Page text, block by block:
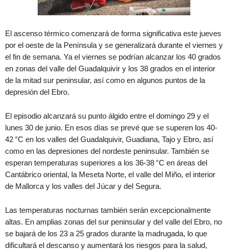
El ascenso térmico comenzará de forma significativa este jueves
por el oeste de la Península y se generalizará durante el viernes y
el fin de semana. Ya el viernes se podrían alcanzar los 40 grados
en zonas del valle del Guadalquivir y los 38 grados en el interior
de la mitad sur peninsular, así como en algunos puntos de la
depresión del Ebro.
El episodio alcanzará su punto álgido entre el domingo 29 y el
lunes 30 de junio. En esos días se prevé que se superen los 40-
42 °C en los valles del Guadalquivir, Guadiana, Tajo y Ebro, así
como en las depresiones del nordeste peninsular. También se
esperan temperaturas superiores a los 36-38 °C en áreas del
Cantábrico oriental, la Meseta Norte, el valle del Miño, el interior
de Mallorca y los valles del Júcar y del Segura.
Las temperaturas nocturnas también serán excepcionalmente
altas. En amplias zonas del sur peninsular y del valle del Ebro, no
se bajará de los 23 a 25 grados durante la madrugada, lo que
dificultará el descanso y aumentará los riesgos para la salud,